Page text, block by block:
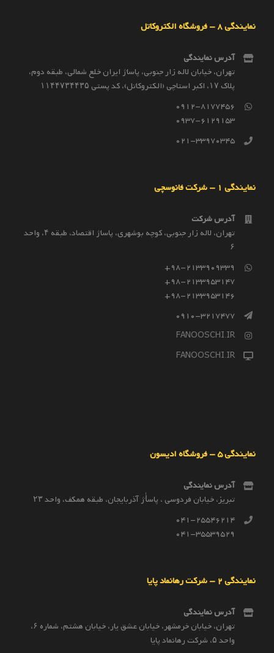
نمایندگی 8 – فروشگاه الکتروکاتل
آدرس نمایندگی
تهران، خیابان لاله زار جنوبی، پاساژ ایران خلع شمالی، طبقه دوم،
پلاک ۱۷، اکبر استاچی (الکتروکاتل)، کد پستی ۱۱۴۴۷۳۴۴۳۵
0912-8177456
0937-6129153
021-33970345
نمایندگی 1 – شرکت فانوسچی
آدرس شرکت
تهران، لاله زار جنوبی، کوچه بوشهری، پاساژ اقتصاد، طبقه ۴، واحد
۶
98-2133909339+
98-2133953147+
98-2133953146+
0910-3217477
FANOOSCHI.IR
FANOOSCHI.IR
نمایندگی 5 – فروشگاه ادیسون
آدرس نمایندگی
تبریز، خیابان فردوسی ، پاساٰژ آذربایجان، طبقه همکف، واحد ۲۳
041-25546214
041-35539529
نمایندگی 2 – شرکت رهانماد پایا
آدرس نمایندگی
تهران، خیابان خرمشهر، خیابان عشق یار، خیابان هشتم، شماره ۶،
واحد ۵، شرکت رهانماد پایا